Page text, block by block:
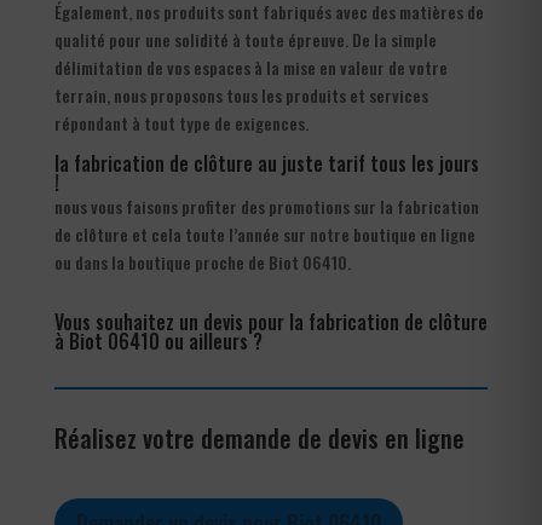
Également, nos produits sont fabriqués avec des matières de
qualité pour une solidité à toute épreuve. De la simple
délimitation de vos espaces à la mise en valeur de votre
terrain, nous proposons tous les produits et services
répondant à tout type de exigences.
la fabrication de clôture au juste tarif tous les jours
!
nous vous faisons profiter des promotions sur la fabrication
de clôture et cela toute l’année sur notre boutique en ligne
ou dans la boutique proche de Biot 06410.
Vous souhaitez un devis pour la fabrication de clôture
à Biot 06410 ou ailleurs ?
Réalisez votre demande de devis en ligne